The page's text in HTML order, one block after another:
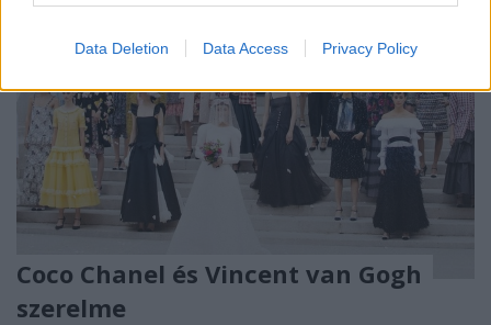
Data Deletion Data Access Privacy Policy
Coco Chanel és Vincent van Gogh
szerelme